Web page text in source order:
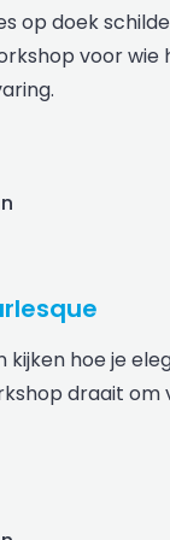
op doek
voor
kijken hoe je
draait om